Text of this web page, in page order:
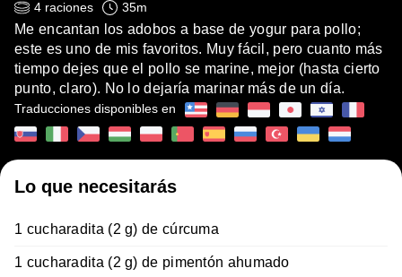
4 raciones 35m
Me encantan los adobos a base de yogur para pollo;
este es uno de mis favoritos. Muy fácil, pero cuanto más
tiempo dejes que el pollo se marine, mejor (hasta cierto
punto, claro). No lo dejaría marinar más de un día.
Traducciones disponibles en
Lo que necesitarás
1 cucharadita (2 g) de cúrcuma
1 cucharadita (2 g) de pimentón ahumado